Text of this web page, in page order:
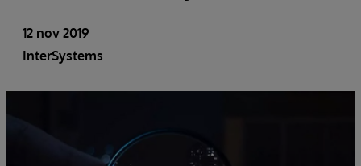
12 nov 2019
InterSystems